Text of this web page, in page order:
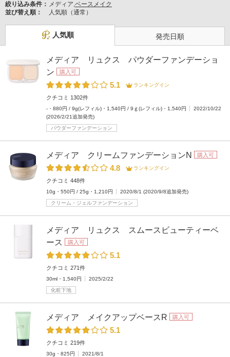
絞り込み条件： メディア,ベースメイク
並び替え順：
人気順（通常）
人気順 発売日順
メディア リュクス パウダーファンデーショ
ン
購入可
5.1 ランキングイン
クチコミ 1302件
-・880円 / 9g(レフィル)・1,540円 / 9ｇ(レフィル)・1,540円
2022/10/22
(2026/2/21追加発売)
パウダーファンデーション
メディア クリームファンデーションN 購入可
4.8 ランキングイン
クチコミ 448件
10g・550円 / 25g・1,210円
2020/8/1 (2020/9/8追加発売)
クリーム・ジェルファンデーション
メディア リュクス スムースビューティーベ
ース
購入可
5.1
クチコミ 271件
30ml・1,540円
2025/2/22
化粧下地
メディア メイクアップベースR 購入可
5.1
クチコミ 219件
30g・825円
2021/8/1